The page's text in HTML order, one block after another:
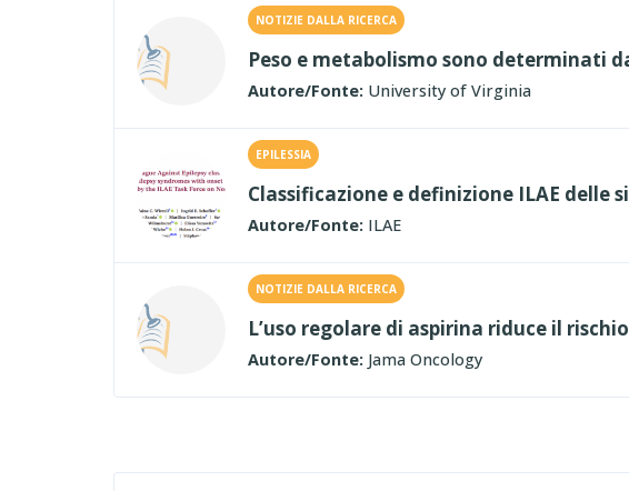
NOTIZIE DALLA RICERCA
Peso e metabolismo sono determinati
Autore/Fonte: University of Virginia
EPILESSIA
Classificazione e definizione ILAE delle
Autore/Fonte: ILAE
NOTIZIE DALLA RICERCA
L’uso regolare di aspirina riduce il
Autore/Fonte: Jama Oncology